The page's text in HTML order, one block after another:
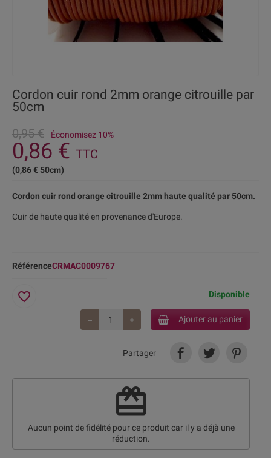
Cordon cuir rond 2mm orange citrouille par
50cm
0,95 €
Économisez 10%
0,86 € TTC
(0,86 € 50cm)
Cordon cuir rond orange citrouille 2mm haute qualité par 50cm.
Cuir de haute qualité en provenance d'Europe.
RéférenceCRMAC0009767
Disponible
Ajouter au panier
favorite_border
Partager
redeem
Aucun point de fidélité pour ce produit car il y a déjà une
réduction.